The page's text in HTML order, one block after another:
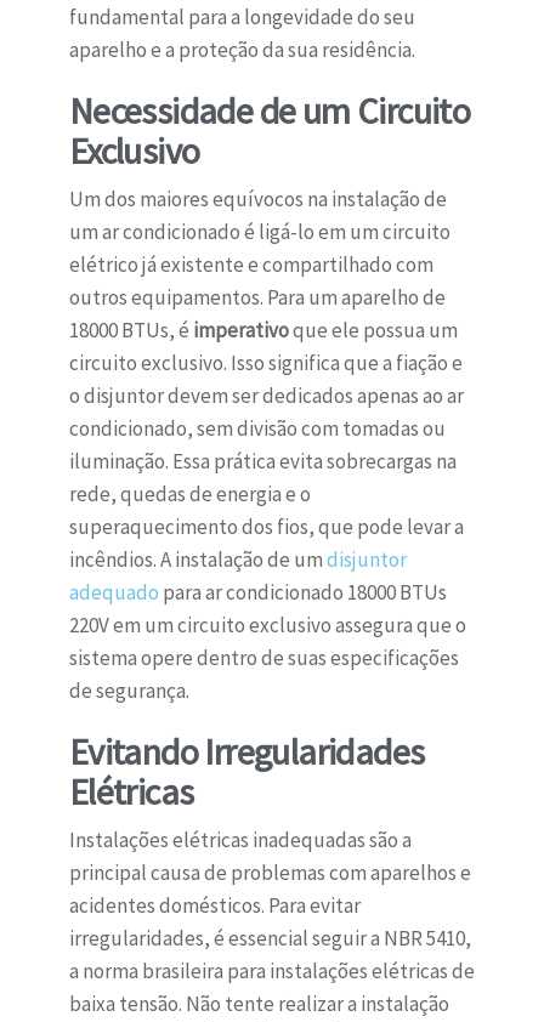
fundamental para a longevidade do seu
aparelho e a proteção da sua residência.
Necessidade de um Circuito
Exclusivo
Um dos maiores equívocos na instalação de
um ar condicionado é ligá-lo em um circuito
elétrico já existente e compartilhado com
outros equipamentos. Para um aparelho de
18000 BTUs, é imperativoque ele possua um
circuito exclusivo. Isso significa que a fiação e
o disjuntor devem ser dedicados apenas ao ar
condicionado, sem divisão com tomadas ou
iluminação. Essa prática evita sobrecargas na
rede, quedas de energia e o
superaquecimento dos fios, que pode levar a
incêndios. A instalação de umdisjuntor
adequado para ar condicionado 18000 BTUs
220V em um circuito exclusivo assegura que o
sistema opere dentro de suas especificações
de segurança.
Evitando Irregularidades
Elétricas
Instalações elétricas inadequadas são a
principal causa de problemas com aparelhos e
acidentes domésticos. Para evitar
irregularidades, é essencial seguir a NBR 5410,
a norma brasileira para instalações elétricas de
baixa tensão. Não tente realizar a instalação